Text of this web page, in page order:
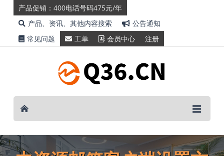
产品促销：400电话号码475元/年
产品、资讯、其他内容搜索
公告通知
常见问题
工单 会员中心 注册